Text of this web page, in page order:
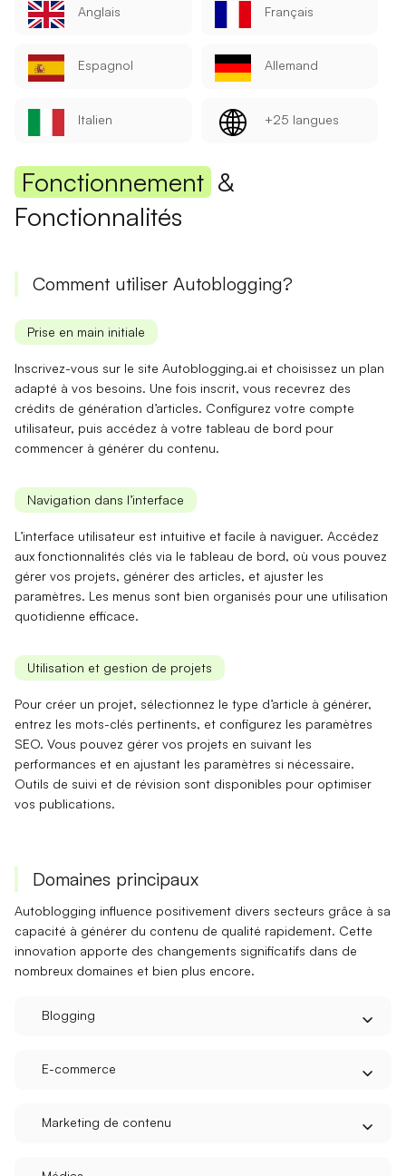
Anglais Français
Espagnol Allemand
Italien +25 langues
Fonctionnement &
Fonctionnalités
Comment utiliser Autoblogging?
Prise en main initiale
Inscrivez-vous sur le site Autoblogging.ai et choisissez un plan
adapté à vos besoins. Une fois inscrit, vous recevrez des
crédits de génération d’articles. Configurez votre compte
utilisateur, puis accédez à votre tableau de bord pour
commencer à générer du contenu.
Navigation dans l’interface
L’interface utilisateur est intuitive et facile à naviguer. Accédez
auxfonctionnalités clés via le tableau de bord, où vous pouvez
gérer vos projets, générer des articles, et ajuster les
paramètres. Les menus sont bien organisés pour une utilisation
quotidienne efficace.
Utilisation et gestion de projets
Pour créer un projet, sélectionnez le type d’article à générer,
entrez les mots-clés pertinents, et configurez les paramètres
SEO. Vous pouvez gérer vos projets en suivant les
performances et en ajustant les paramètres si nécessaire.
Outils de suivi et de révision sont disponibles pour optimiser
vos publications.
Domaines principaux
Autoblogging influence positivement divers secteurs grâce à sa
capacité à générer du contenu de qualité rapidement. Cette
innovation apporte des changements significatifs dans de
nombreux domaines et bien plus encore.
Blogging
E-commerce
Marketing de contenu